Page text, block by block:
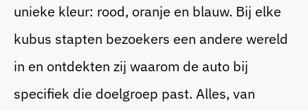
unieke kleur: rood, oranje en blauw. Bij elke
kubus stapten bezoekers een andere wereld
in en ontdekten zij waarom de auto bij
specifiek die doelgroep past. Alles, van